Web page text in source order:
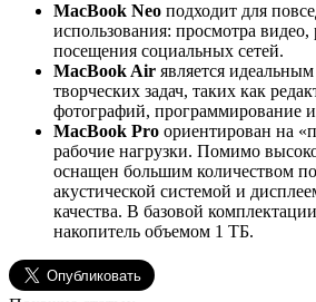
MacBook Neo подходит для
использования: просмотра видео,
посещения социальных сетей.
MacBook Air является
творческих задач, таких как
фотографий, программирование
MacBook Pro ориентирован на
рабочие нагрузки. Помимо
оснащен большим количеством
акустической системой и
качества. В базовой
накопитель объемом 1 ТБ.